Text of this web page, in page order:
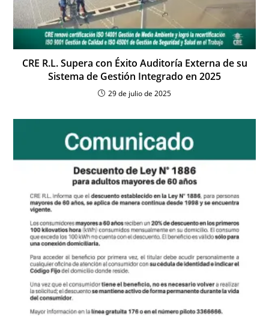
CRE R.L. Supera con Éxito Auditoría Externa de su
Sistema de Gestión Integrado en 2025
29 de julio de 2025